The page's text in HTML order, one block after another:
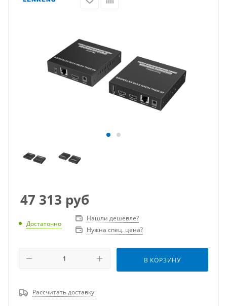
47 313 руб
Достаточно
Нашли дешевле?
Нужна спец. цена?
В КОРЗИНУ
Рассчитать доставку